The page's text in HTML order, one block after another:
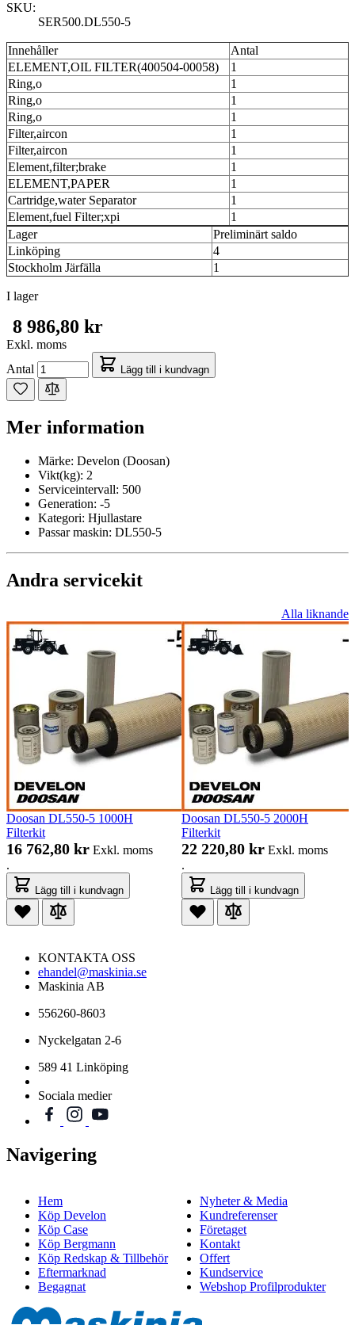
SKU:
SER500.DL550-5
Innehåller
Antal
ELEMENT,OIL FILTER(400504-00058)
1
Ring,o
1
Ring,o
1
Ring,o
1
Filter,aircon
1
Filter,aircon
1
Element,filter;brake
1
ELEMENT,PAPER
1
Cartridge,water Separator
1
Element,fuel Filter;xpi
1
Lager
Preliminärt saldo
Linköping
4
Stockholm Järfälla
1
I lager
8 986,80 kr
Exkl. moms
Antal
Lägg till i kundvagn
Mer information
Märke: Develon (Doosan)
Vikt(kg): 2
Serviceintervall: 500
Generation: -5
Kategori: Hjullastare
Passar maskin: DL550-5
Andra servicekit
Alla liknande
Doosan DL550-5 1000H
Filterkit
16 762,80 kr Exkl. moms
.
Lägg till i kundvagn
Doosan DL550-5 2000H
Filterkit
22 220,80 kr Exkl. moms
.
Lägg till i kundvagn
KONTAKTA OSS
ehandel@maskinia.se
Maskinia AB
556260-8603
Nyckelgatan 2-6
589 41 Linköping
Sociala medier
Navigering
Hem
Köp Develon
Köp Case
Köp Bergmann
Köp Redskap & Tillbehör
Eftermarknad
Begagnat
Nyheter & Media
Kundreferenser
Företaget
Kontakt
Offert
Kundservice
Webshop Profilprodukter